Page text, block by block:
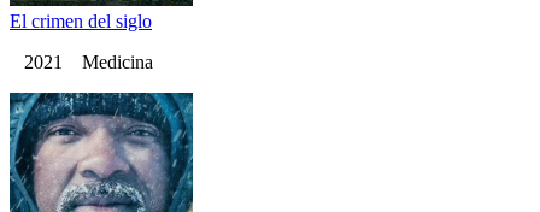
El crimen del siglo
2021 Medicina